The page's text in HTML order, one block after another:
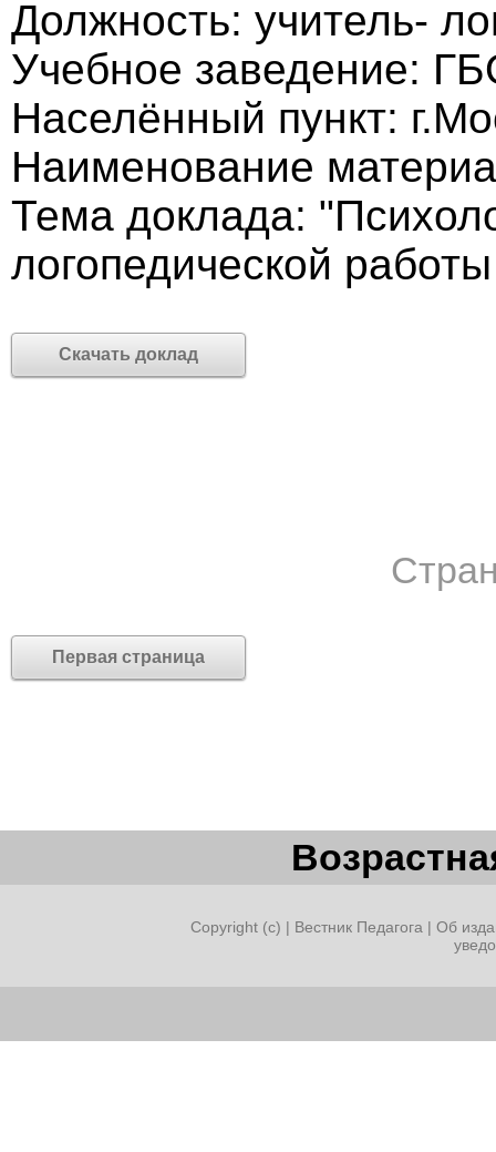
Должность: учитель-
Учебное заведение:
Населённый пункт:
Наименование
Тема доклада:
логопедической
Скачать доклад
Первая страница
Copyright (c) | Вестник Педагога | Об